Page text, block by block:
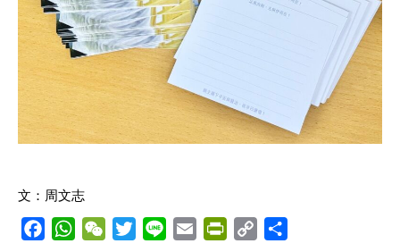
文：周文志
W
W